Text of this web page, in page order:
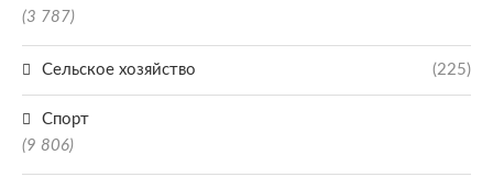
(3 787)
Сельское хозяйство (225)
Спорт
(9 806)